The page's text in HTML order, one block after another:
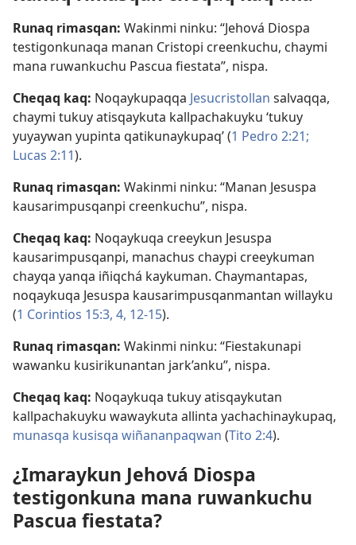
Runaq rimasqan: Wakinmi ninku: “Jehová Diospa
testigonkunaqa manan Cristopi creenkuchu, chaymi
mana ruwankuchu Pascua fiestata”, nispa.
Cheqaq kaq: Noqaykupaqqa Jesucristollan salvaqqa,
chaymi tukuy atisqaykuta kallpachakuyku ‘tukuy
yuyaywan yupinta qatikunaykupaq’ (1 Pedro 2:21;
Lucas 2:11).
Runaq rimasqan: Wakinmi ninku: “Manan Jesuspa
kausarimpusqanpi creenkuchu”, nispa.
Cheqaq kaq: Noqaykuqa creeykun Jesuspa
kausarimpusqanpi, manachus chaypi creeykuman
chayqa yanqa iñiqchá kaykuman. Chaymantapas,
noqaykuqa Jesuspa kausarimpusqanmantan willayku
(1 Corintios 15:3, 4, 12-15).
Runaq rimasqan: Wakinmi ninku: “Fiestakunapi
wawanku kusirikunantan jark’anku”, nispa.
Cheqaq kaq: Noqaykuqa tukuy atisqaykutan
kallpachakuyku wawaykuta allinta yachachinaykupaq,
munasqa kusisqa wiñananpaqwan (Tito 2:4).
¿Imaraykun Jehová Diospa
testigonkuna mana ruwankuchu
Pascua fiestata?